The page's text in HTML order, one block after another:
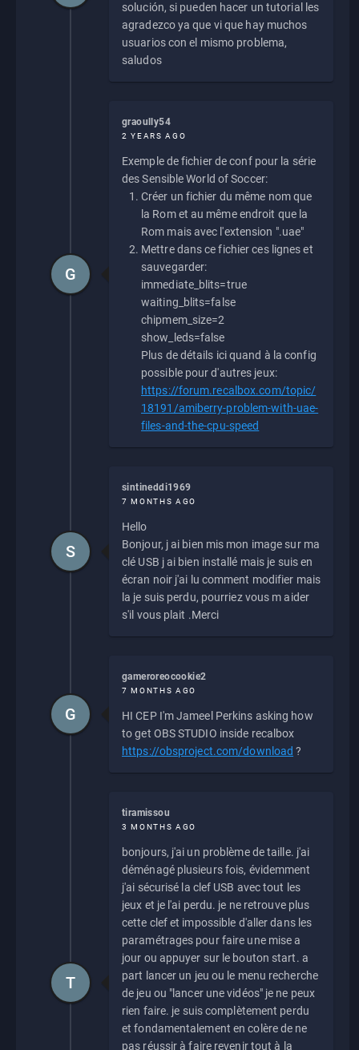
solución, si pueden hacer un tutorial les
agradezco ya que vi que hay muchos
usuarios con el mismo problema,
saludos
graoully54
2 YEARS AGO
Exemple de fichier de conf pour la série
des Sensible World of Soccer:
Créer un fichier du même nom que
la Rom et au même endroit que la
Rom mais avec l'extension ".uae"
Mettre dans ce fichier ces lignes et
sauvegarder:
immediate_blits=true
waiting_blits=false
chipmem_size=2
show_leds=false
Plus de détails ici quand à la config
possible pour d'autres jeux:
https://forum.recalbox.com/topic/
18191/amiberry-problem-with-uae-
files-and-the-cpu-speed
G
sintineddi1969
7 MONTHS AGO
Hello
Bonjour, j ai bien mis mon image sur ma
clé USB j ai bien installé mais je suis en
écran noir j'ai lu comment modifier mais
la je suis perdu, pourriez vous m aider
s'il vous plait .Merci
S
gameroreocookie2
7 MONTHS AGO
HI CEP I'm Jameel Perkins asking how
to get OBS STUDIO inside recalbox
https://obsproject.com/download ?
G
tiramissou
3 MONTHS AGO
bonjours, j'ai un problème de taille. j'ai
déménagé plusieurs fois, évidemment
j'ai sécurisé la clef USB avec tout les
jeux et je l'ai perdu. je ne retrouve plus
cette clef et impossible d'aller dans les
paramétrages pour faire une mise a
jour ou appuyer sur le bouton start. a
part lancer un jeu ou le menu recherche
de jeu ou "lancer une vidéos" je ne peux
rien faire. je suis complètement perdu
et fondamentalement en colère de ne
pas réussir à faire revenir tout à la
T